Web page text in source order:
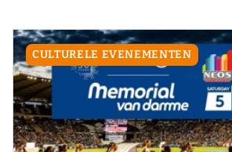
CULTURELE EVENEMENTEN